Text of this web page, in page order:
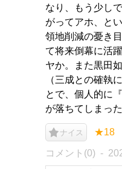
なり、もう少し
がってアホ、と
領地削減の憂き
て将来倒幕に活
ヤか。また黒田
（三成との確執
とで、個人的に
が落ちてしまった
ナイス ★18
コメント(0)